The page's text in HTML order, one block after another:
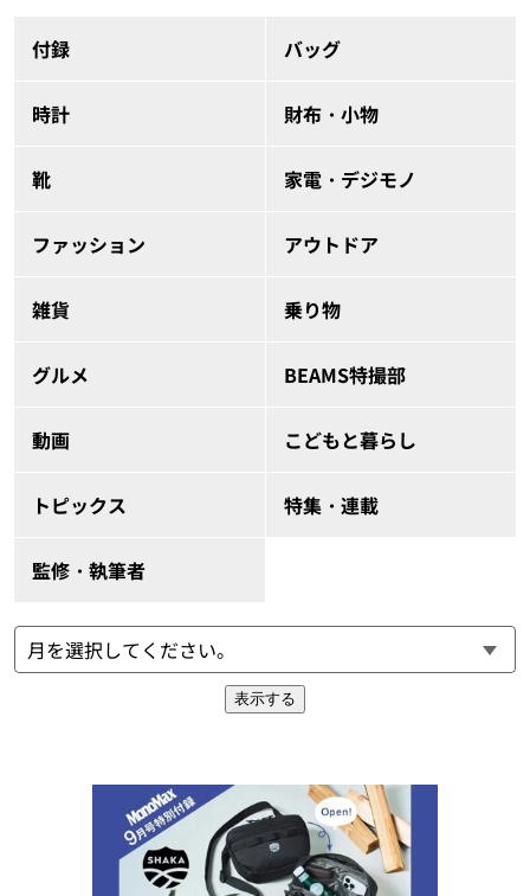
付録 バッグ
時計 財布・小物
靴 家電・デジモノ
ファッション アウトドア
雑貨 乗り物
グルメ BEAMS特撮部
動画 こどもと暮らし
トピックス 特集・連載
監修・執筆者
表示する